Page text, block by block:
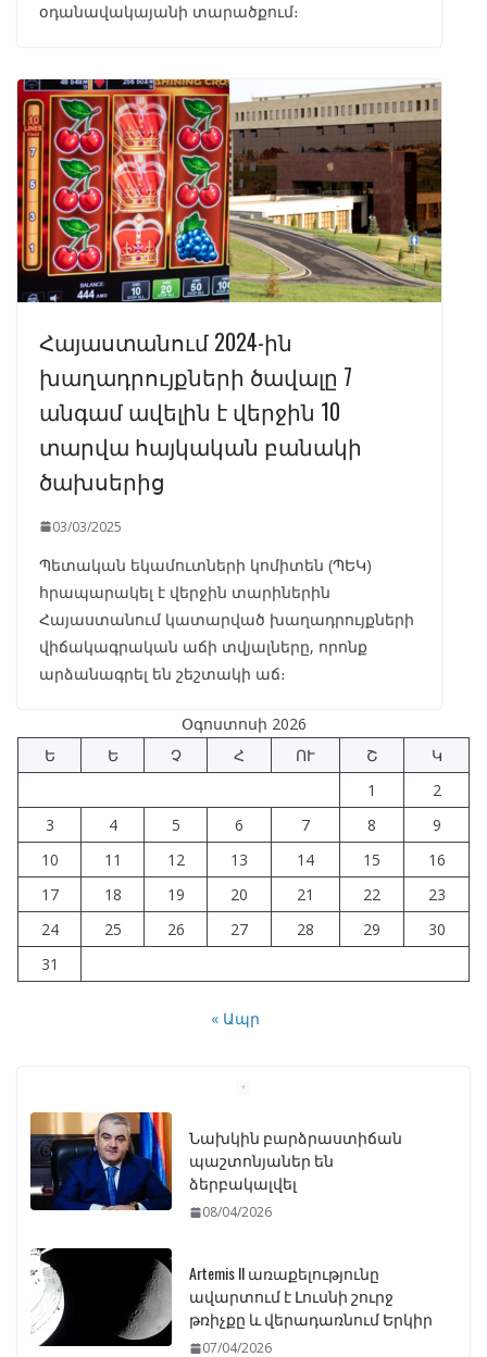
օդանավակայանի տարածքում։
Հայաստանում 2024-ին
խաղադրույքների ծավալը 7
անգամ ավելին է վերջին 10
տարվա հայկական բանակի
ծախսերից
03/03/2025
Պետական եկամուտների կոմիտեն (ՊԵԿ)
հրապարակել է վերջին տարիներին
Հայաստանում կատարված խաղադրույքների
վիճակագրական աճի տվյալները, որոնք
արձանագրել են շեշտակի աճ։
Օգոստոսի 2026
Ե
Ե Չ Հ ՈՒ Շ
Կ
1
2
3
4 5 6 7 8
9
10
11 12 13 14 15
16
17
18 19 20 21 22
23
24
25 26 27 28 29
30
31
« Ապր
պաշտոնյաներ են
ձերբակալվել
08/04/2026
ավարտում է Լուսնի շուրջ
թռիչքը և վերադառնում Երկիր
07/04/2026